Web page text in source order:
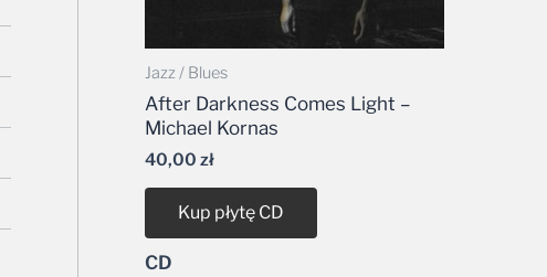
Jazz / Blues
After Darkness Comes Light –
Michael Kornas
40,00zł
Kup płytę CD
CD